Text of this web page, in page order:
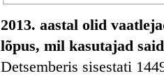
2013. aastal olid
lõpus, mil kasutajad
Detsemberis sisestati